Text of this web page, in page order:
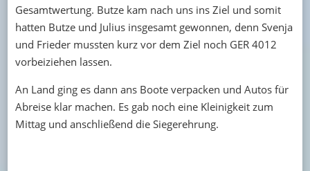
Gesamtwertung. Butze kam nach uns ins Ziel und somit
hatten Butze und Julius insgesamt gewonnen, denn Svenja
und Frieder mussten kurz vor dem Ziel noch GER 4012
vorbeiziehen lassen.
An Land ging es dann ans Boote verpacken und Autos für
Abreise klar machen. Es gab noch eine Kleinigkeit zum
Mittag und anschließend die Siegerehrung.